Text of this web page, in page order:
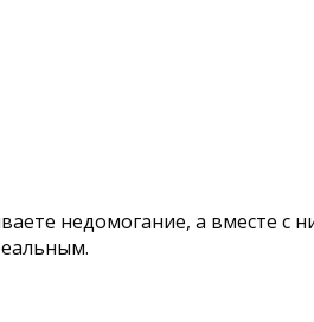
недомогание, а вместе с